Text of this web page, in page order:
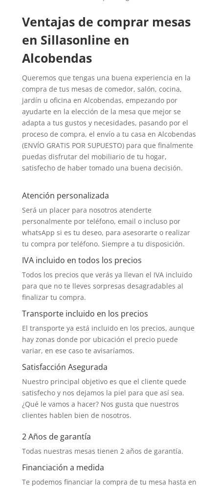
Ventajas de comprar mesas
en Sillasonline en
Alcobendas
Queremos que tengas una buena experiencia en la
compra de tus mesas de comedor, salón, cocina,
jardín u oficina en Alcobendas, empezando por
ayudarte en la elección de la mesa que mejor se
adapta a tus gustos y necesidades, pasando por el
proceso de compra, el envío a tu casa en Alcobendas
(ENVÍO GRATIS POR SUPUESTO) para que finalmente
puedas disfrutar del mobiliario de tu hogar,
satisfecho de haber tomado una buena decisión.
Atención personalizada
Será un placer para nosotros atenderte
personalmente por teléfono, email o incluso por
whatsApp si es tu deseo, para asesorarte o realizar
tu compra por teléfono. Siempre a tu disposición.
IVA incluido en todos los precios
Todos los precios que verás ya llevan el IVA incluido
para que no te lleves sorpresas desagradables al
finalizar tu compra.
Transporte incluido en los precios
El transporte ya está incluido en los precios, aunque
hay zonas donde por ubicación el precio puede
variar, en ese caso te avisaríamos.
Satisfacción Asegurada
Nuestro principal objetivo es que el cliente quede
satisfecho y nos dejamos la piel para que así sea.
¿Qué le vamos a hacer? Nos gusta que nuestros
clientes hablen bien de nosotros.
2 Años de garantía
Todas nuestras mesas tienen 2 años de garantía.
Financiación a medida
Te podemos financiar la compra de tu mesa hasta en